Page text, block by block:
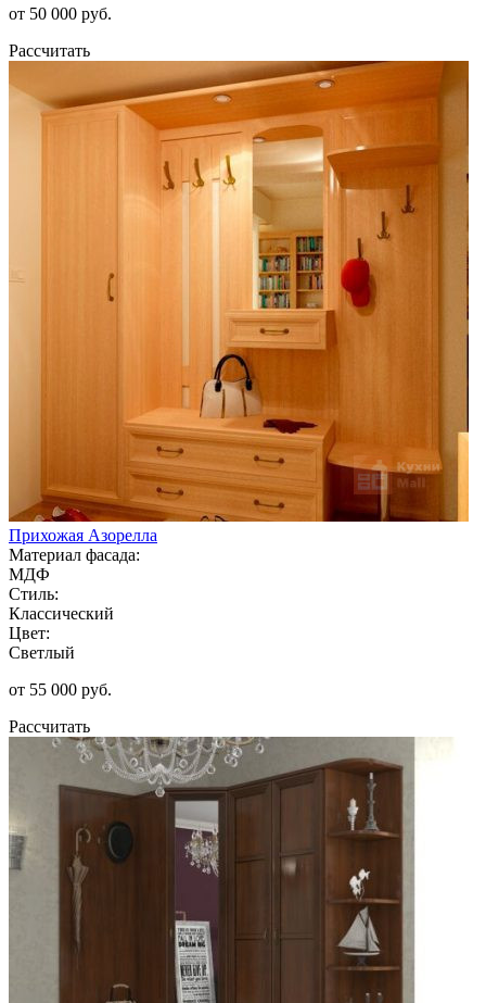
от 50 000 руб.
Рассчитать
Прихожая Азорелла
Материал фасада:
МДФ
Стиль:
Классический
Цвет:
Светлый
от 55 000 руб.
Рассчитать